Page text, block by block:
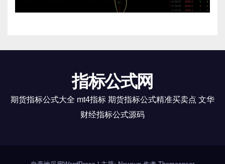
指标公式网
期货指标公式大全 mt4指标 期货指标公式精准买卖点 文华
财经指标公式源码